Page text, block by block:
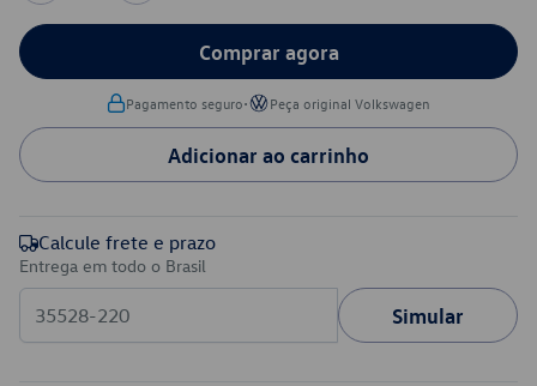
Comprar agora
Pagamento seguro• Peça original Volkswagen
Adicionar ao carrinho
Calcule frete e prazo
Entrega em todo o Brasil
Simular